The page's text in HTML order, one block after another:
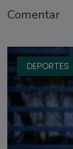
Comentar
DEPORTES